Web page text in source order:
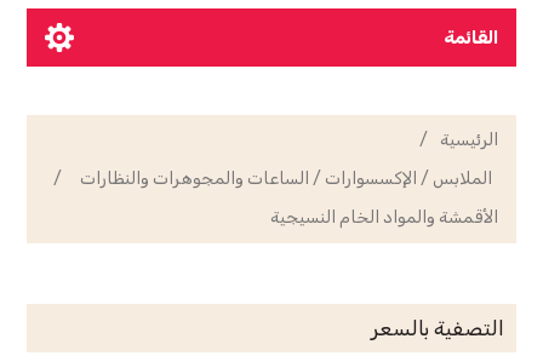
القائمة
الرئيسية
/
الملابس / الإكسسوارات / الساعات والمجوهرات والنظارات
/
الأقمشة والمواد الخام النسيجية
التصفية بالسعر